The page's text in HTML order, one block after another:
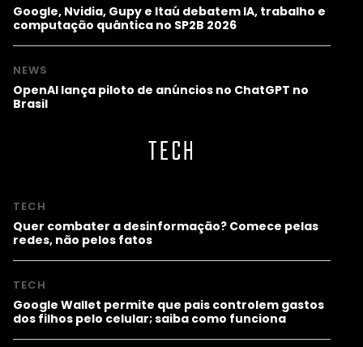
Google, Nvidia, Gupy e Itaú debatem IA, trabalho e
computação quântica no SP2B 2026
NEWS
OpenAI lança piloto de anúncios no ChatGPT no
Brasil
TECH
TECH
Quer combater a desinformação? Comece pelas
redes, não pelos fatos
TECH
Google Wallet permite que pais controlem gastos
dos filhos pelo celular; saiba como funciona